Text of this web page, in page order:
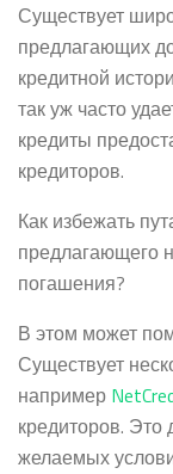
Существует
предлагающих
кредитной
так уж часто
кредиты
кредиторов.
Как избежать
предлагающего
погашения?
В этом может
Существует
например
кредиторов. Это
желаемых